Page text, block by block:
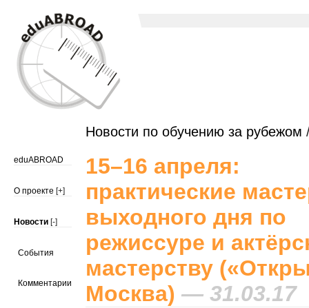
Новости по обучению за рубежом
eduABROAD
О проекте [+]
Новости [-]
События
Комментарии
15–16 апреля:
практические
выходного дня по
режиссуре и
мастерству
Москва) — 31.03.17